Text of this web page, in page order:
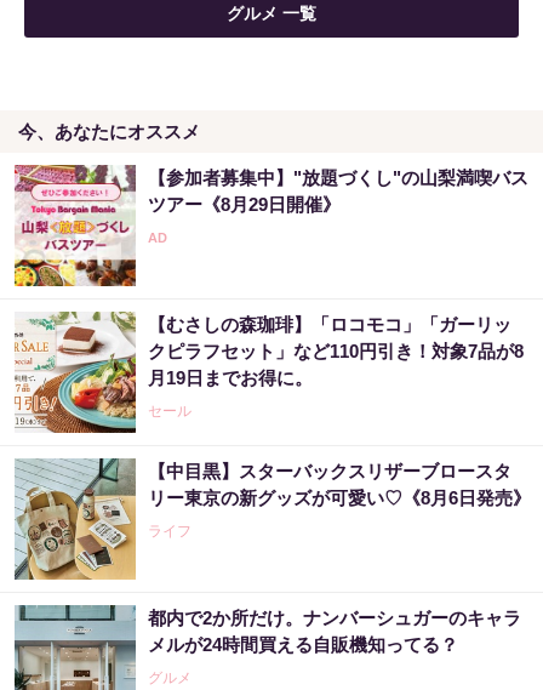
グルメ 一覧
今、あなたにオススメ
【参加者募集中】"放題づくし"の山梨満喫バス
ツアー《8月29日開催》
【むさしの森珈琲】「ロコモコ」「ガーリッ
クピラフセット」など110円引き！対象7品が8
月19日までお得に。
セール
【中目黒】スターバックスリザーブロースタ
リー東京の新グッズが可愛い♡《8月6日発売》
ライフ
都内で2か所だけ。ナンバーシュガーのキャラ
メルが24時間買える自販機知ってる？
グルメ